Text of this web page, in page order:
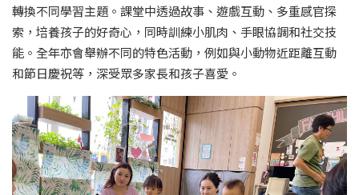
轉換不同學習主題。課堂中透過故事、遊戲互動、多重感官探
索，培養孩子的好奇心，同時訓練小肌肉、手眼協調和社交技
能。全年亦會舉辦不同的特色活動，例如與小動物近距離互動
和節日慶祝等，深受眾多家長和孩子喜愛。